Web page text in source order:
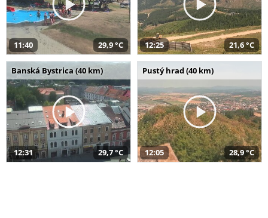
11:40 29,9 °C 12:25 21,6 °C
Banská Bystrica (40 km)
12:31 29,7 °C
Pustý hrad (40 km)
12:05 28,9 °C